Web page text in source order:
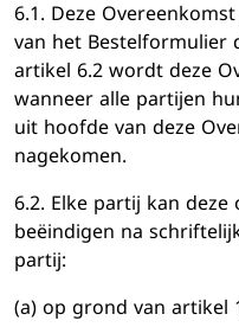
6.1. Deze
van het Bestelformulier
artikel 6.2 wordt deze
wanneer alle partijen
uit hoofde van deze
nagekomen.
6.2. Elke partij kan
beëindigen na
partij:
(a) op grond van artikel